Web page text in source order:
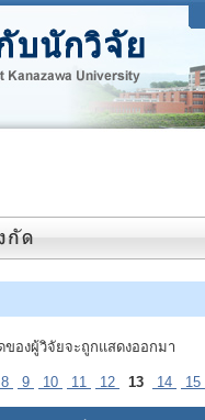
องผู้วิจัยจะถูกแสดงออกมา
8 9 10 11 12 13 14 15